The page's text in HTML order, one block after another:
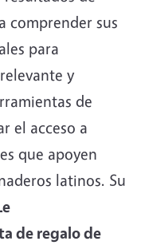
comprender sus
para
y
de
el acceso a
que apoyen
latinos. Su
de regalo de